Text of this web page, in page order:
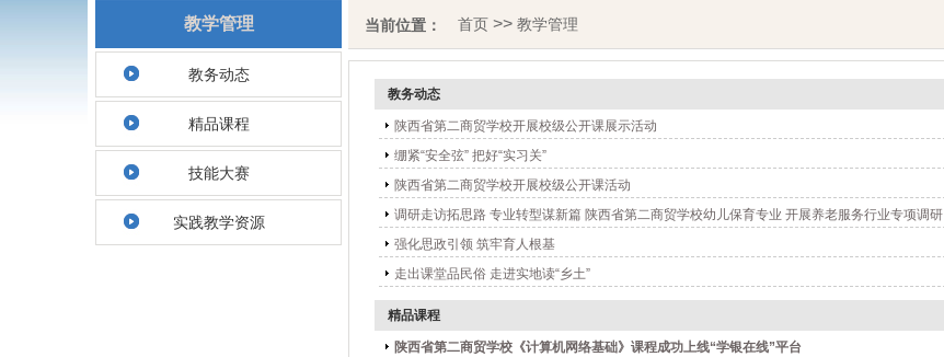
教学管理
教务动态
精品课程
技能大赛
实践教学资源
当前位置： 首页>> 教学管理
教务动态
陕西省第二商贸学校开展校级公开课展示活动
绷紧“安全弦” 把好“实习关”
陕西省第二商贸学校开展校级公开课活动
调研走访拓思路 专业转型谋新篇 陕西省第二商贸学校幼儿保育专业 开展养老服务行业专项调研
强化思政引领 筑牢育人根基
走出课堂品民俗 走进实地读“乡土”
精品课程
陕西省第二商贸学校《计算机网络基础》课程成功上线“学银在线”平台